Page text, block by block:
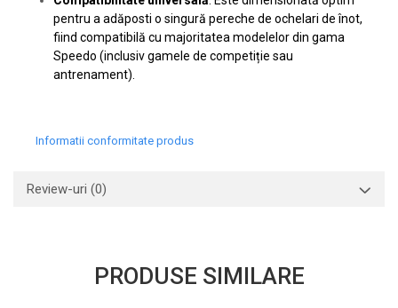
pentru a adăposti o singură pereche de ochelari de înot,
fiind compatibilă cu majoritatea modelelor din gama
Speedo (inclusiv gamele de competiție sau
antrenament).
Informatii conformitate produs
Review-uri (0)
PRODUSE SIMILARE